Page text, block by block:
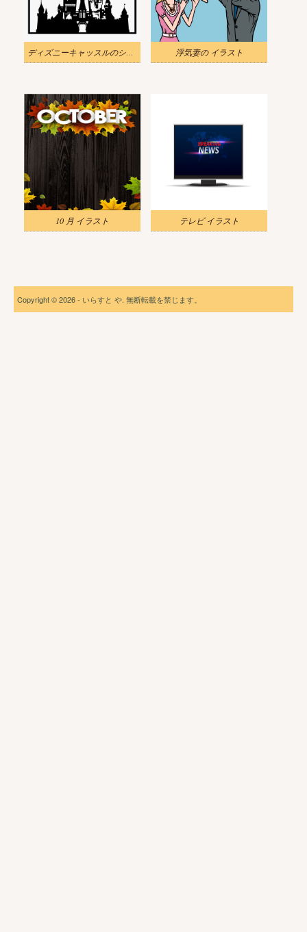
ディズニーキャッスルのシルエットイラスト 浮気妻の イラスト
10 月 イラスト テレビ イラスト
Copyright © 2026 - いらすと や. 無断転載を禁じます。